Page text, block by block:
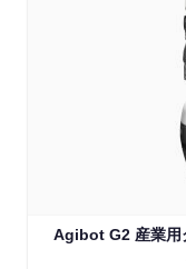
Agibot G2 産業用